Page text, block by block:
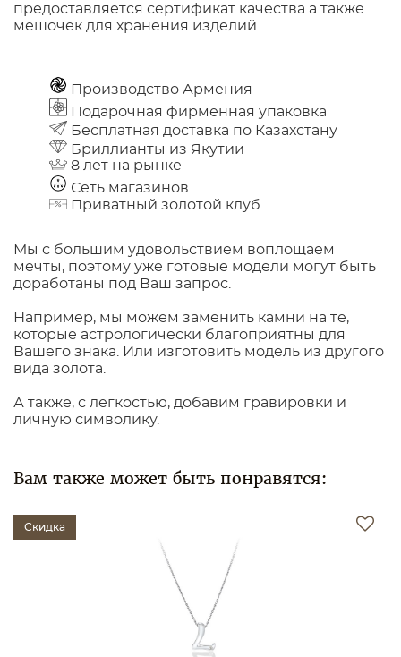
предоставляется сертификат качества а также
мешочек для хранения изделий.
Производство Армения
Подарочная фирменная упаковка
Бесплатная доставка по Казахстану
Бриллианты из Якутии
8 лет на рынке
Сеть магазинов
Приватный золотой клуб
Мы с большим удовольствием воплощаем
мечты, поэтому уже готовые модели могут быть
доработаны под Ваш запрос.
Например, мы можем заменить камни на те,
которые астрологически благоприятны для
Вашего знака. Или изготовить модель из другого
вида золота.
А также, с легкостью, добавим гравировки и
личную символику.
Вам также может быть понравятся: